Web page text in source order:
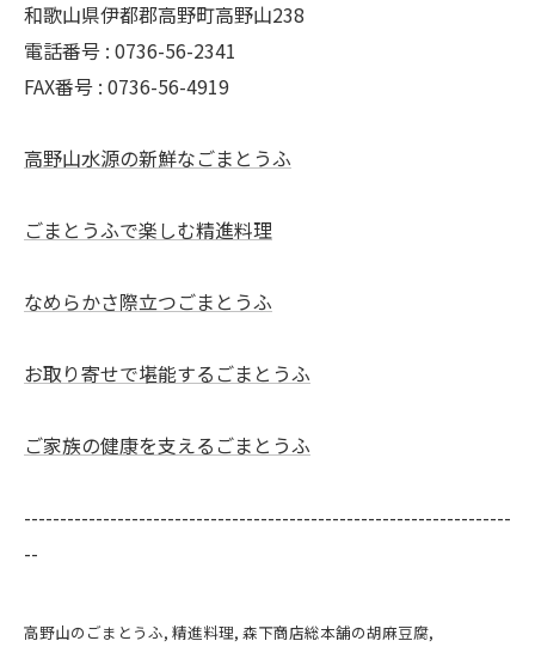
和歌山県伊都郡高野町高野山238
電話番号 : 0736-56-2341
FAX番号 : 0736-56-4919
高野山水源の新鮮なごまとうふ
ごまとうふで楽しむ精進料理
なめらかさ際立つごまとうふ
お取り寄せで堪能するごまとうふ
ご家族の健康を支えるごまとうふ
--------------------------------------------------------------------
--
高野山のごまとうふ 精進料理 森下商店総本舗の胡麻豆腐